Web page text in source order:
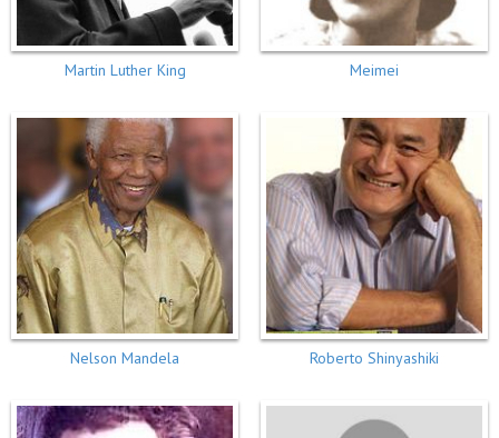
Martin Luther King Meimei
Nelson Mandela Roberto Shinyashiki